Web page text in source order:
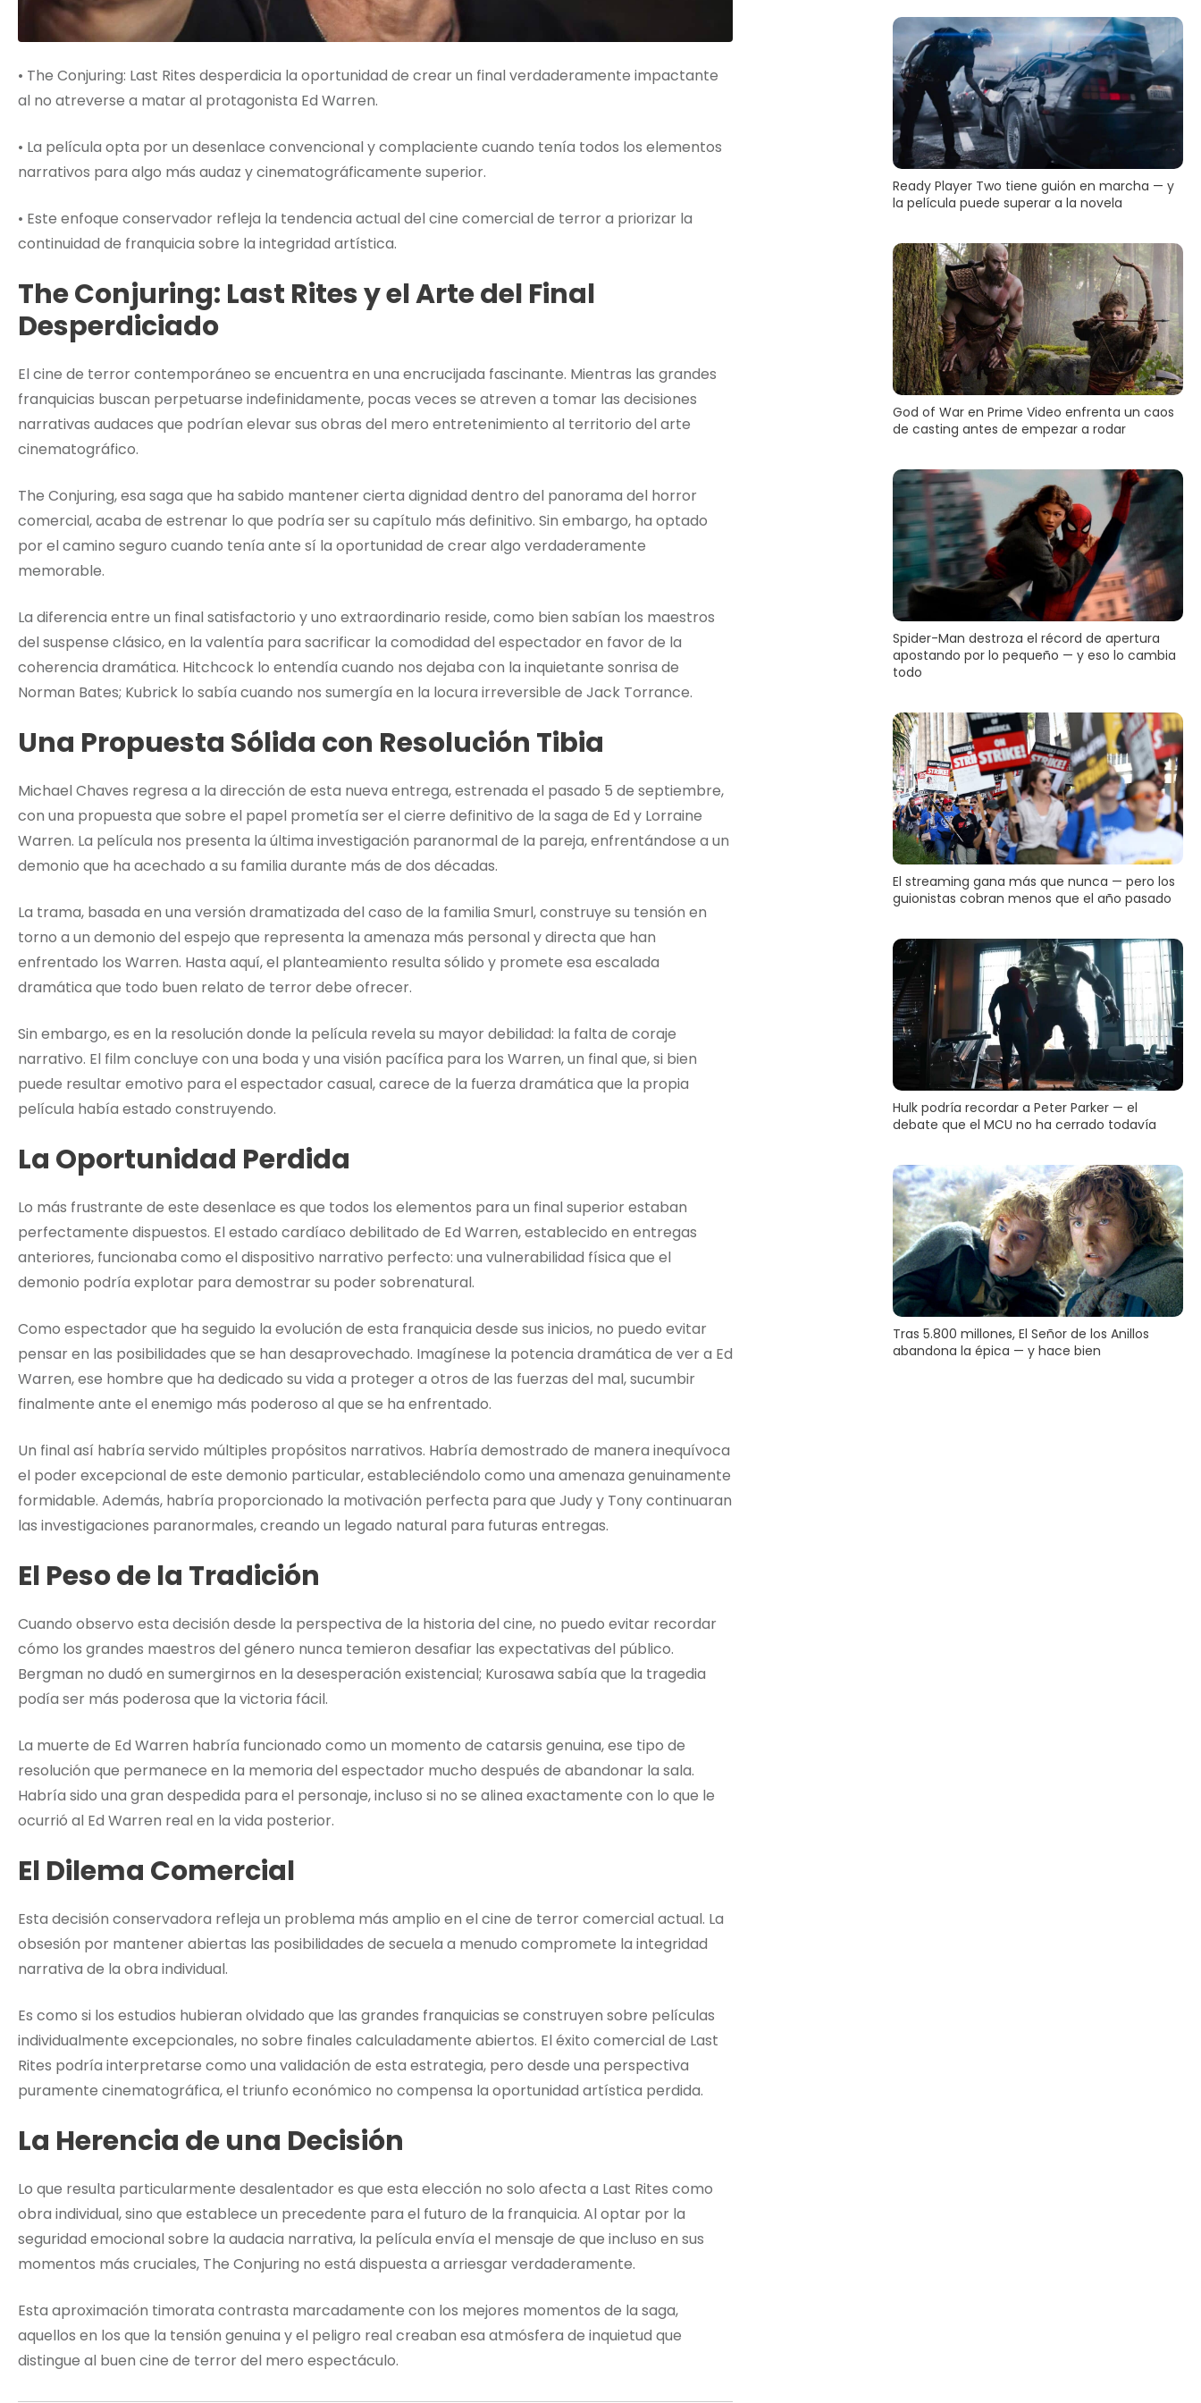
• The Conjuring: Last Rites desperdicia la oportunidad de crear un final verdaderamente impactante
al no atreverse a matar al protagonista Ed Warren.
• La película opta por un desenlace convencional y complaciente cuando tenía todos los elementos
narrativos para algo más audaz y cinematográficamente superior.
• Este enfoque conservador refleja la tendencia actual del cine comercial de terror a priorizar la
continuidad de franquicia sobre la integridad artística.
The Conjuring: Last Rites y el Arte del Final
Desperdiciado
El cine de terror contemporáneo se encuentra en una encrucijada fascinante. Mientras las grandes
franquicias buscan perpetuarse indefinidamente, pocas veces se atreven a tomar las decisiones
narrativas audaces que podrían elevar sus obras del mero entretenimiento al territorio del arte
cinematográfico.
The Conjuring, esa saga que ha sabido mantener cierta dignidad dentro del panorama del horror
comercial, acaba de estrenar lo que podría ser su capítulo más definitivo. Sin embargo, ha optado
por el camino seguro cuando tenía ante sí la oportunidad de crear algo verdaderamente
memorable.
La diferencia entre un final satisfactorio y uno extraordinario reside, como bien sabían los maestros
del suspense clásico, en la valentía para sacrificar la comodidad del espectador en favor de la
coherencia dramática. Hitchcock lo entendía cuando nos dejaba con la inquietante sonrisa de
Norman Bates; Kubrick lo sabía cuando nos sumergía en la locura irreversible de Jack Torrance.
Una Propuesta Sólida con Resolución Tibia
Michael Chaves regresa a la dirección de esta nueva entrega, estrenada el pasado 5 de septiembre,
con una propuesta que sobre el papel prometía ser el cierre definitivo de la saga de Ed y Lorraine
Warren. La película nos presenta la última investigación paranormal de la pareja, enfrentándose a un
demonio que ha acechado a su familia durante más de dos décadas.
La trama, basada en una versión dramatizada del caso de la familia Smurl, construye su tensión en
torno a un demonio del espejo que representa la amenaza más personal y directa que han
enfrentado los Warren. Hasta aquí, el planteamiento resulta sólido y promete esa escalada
dramática que todo buen relato de terror debe ofrecer.
Sin embargo, es en la resolución donde la película revela su mayor debilidad: la falta de coraje
narrativo. El film concluye con una boda y una visión pacífica para los Warren, un final que, si bien
puede resultar emotivo para el espectador casual, carece de la fuerza dramática que la propia
película había estado construyendo.
La Oportunidad Perdida
Lo más frustrante de este desenlace es que todos los elementos para un final superior estaban
perfectamente dispuestos. El estado cardíaco debilitado de Ed Warren, establecido en entregas
anteriores, funcionaba como el dispositivo narrativo perfecto: una vulnerabilidad física que el
demonio podría explotar para demostrar su poder sobrenatural.
Como espectador que ha seguido la evolución de esta franquicia desde sus inicios, no puedo evitar
pensar en las posibilidades que se han desaprovechado. Imagínese la potencia dramática de ver a Ed
Warren, ese hombre que ha dedicado su vida a proteger a otros de las fuerzas del mal, sucumbir
finalmente ante el enemigo más poderoso al que se ha enfrentado.
Un final así habría servido múltiples propósitos narrativos. Habría demostrado de manera inequívoca
el poder excepcional de este demonio particular, estableciéndolo como una amenaza genuinamente
formidable. Además, habría proporcionado la motivación perfecta para que Judy y Tony continuaran
las investigaciones paranormales, creando un legado natural para futuras entregas.
El Peso de la Tradición
Cuando observo esta decisión desde la perspectiva de la historia del cine, no puedo evitar recordar
cómo los grandes maestros del género nunca temieron desafiar las expectativas del público.
Bergman no dudó en sumergirnos en la desesperación existencial; Kurosawa sabía que la tragedia
podía ser más poderosa que la victoria fácil.
La muerte de Ed Warren habría funcionado como un momento de catarsis genuina, ese tipo de
resolución que permanece en la memoria del espectador mucho después de abandonar la sala.
Habría sido una gran despedida para el personaje, incluso si no se alinea exactamente con lo que le
ocurrió al Ed Warren real en la vida posterior.
El Dilema Comercial
Esta decisión conservadora refleja un problema más amplio en el cine de terror comercial actual. La
obsesión por mantener abiertas las posibilidades de secuela a menudo compromete la integridad
narrativa de la obra individual.
Es como si los estudios hubieran olvidado que las grandes franquicias se construyen sobre películas
individualmente excepcionales, no sobre finales calculadamente abiertos. El éxito comercial de Last
Rites podría interpretarse como una validación de esta estrategia, pero desde una perspectiva
puramente cinematográfica, el triunfo económico no compensa la oportunidad artística perdida.
La Herencia de una Decisión
Lo que resulta particularmente desalentador es que esta elección no solo afecta a Last Rites como
obra individual, sino que establece un precedente para el futuro de la franquicia. Al optar por la
seguridad emocional sobre la audacia narrativa, la película envía el mensaje de que incluso en sus
momentos más cruciales, The Conjuring no está dispuesta a arriesgar verdaderamente.
Esta aproximación timorata contrasta marcadamente con los mejores momentos de la saga,
aquellos en los que la tensión genuina y el peligro real creaban esa atmósfera de inquietud que
distingue al buen cine de terror del mero espectáculo.
Ready Player Two tiene guión en marcha — y
la película puede superar a la novela
God of War en Prime Video enfrenta un caos
de casting antes de empezar a rodar
Spider-Man destroza el récord de apertura
apostando por lo pequeño — y eso lo cambia
todo
El streaming gana más que nunca — pero los
guionistas cobran menos que el año pasado
Hulk podría recordar a Peter Parker — el
debate que el MCU no ha cerrado todavía
Tras 5.800 millones, El Señor de los Anillos
abandona la épica — y hace bien